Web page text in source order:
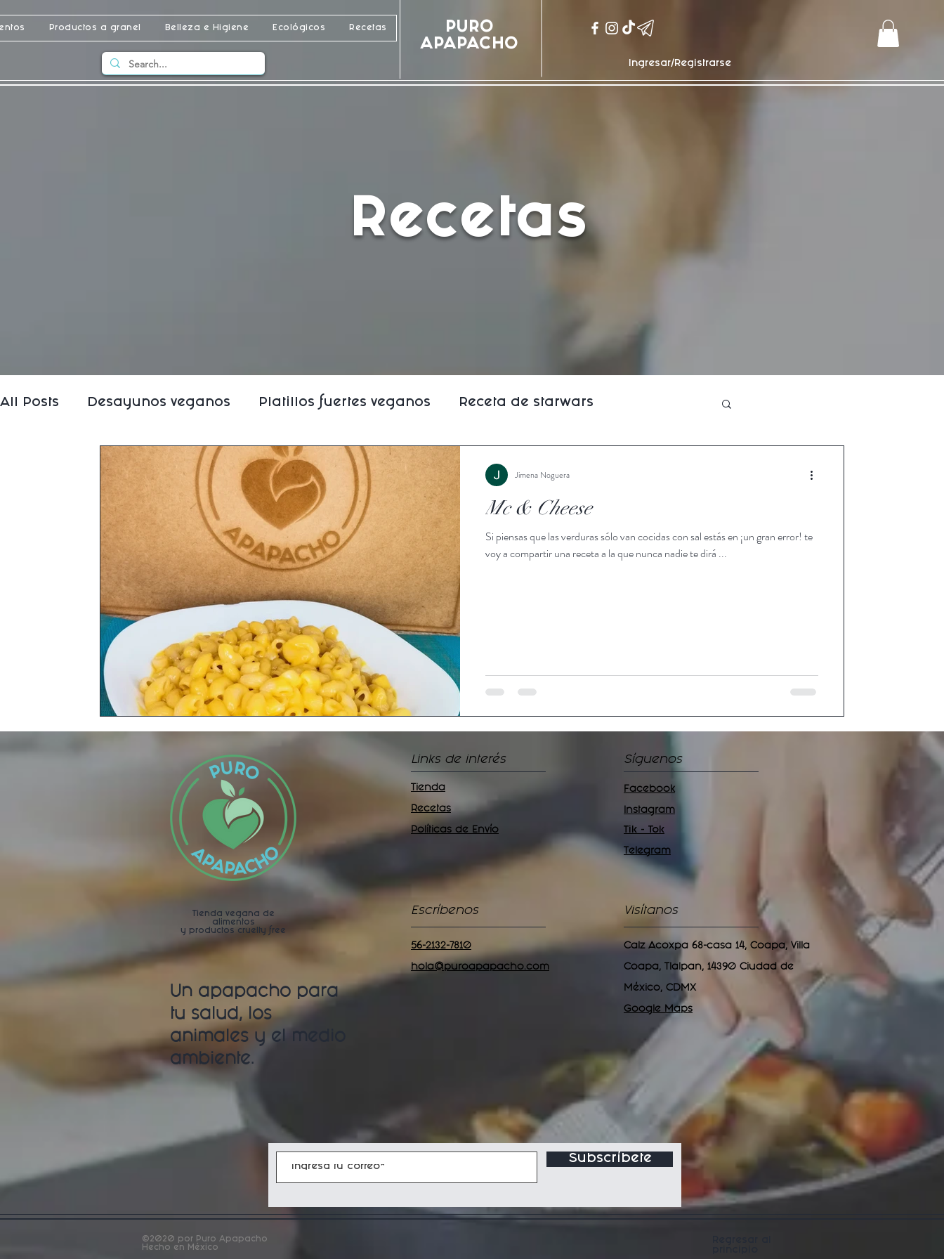
PURO
APAPACHO
Productos a granel Belleza e Higiene Ecológicos Recetas
Ingresar/Registrarse
Recetas
All Posts Desayunos veganos Platillos fuertes veganos Receta de starwars
Bebida vegetal Postres veganos Platillos temáticos
Cocina vegana internacional Mc & Cheese
Si piensas que las verduras sólo van cocidas con sal estás en ¡un gran error! te
voy a compartir una receta a la que nunca nadie te dirá ...
Jimena Noguera
Tienda vegana de
alimentos
y productos cruelty free
Un apapacho para
tu salud, los
animales y el medio
ambiente.
Links de interés
Tienda
Recetas
Políticas de Envío
Escríbenos
56-2132-7810
hola@puroapapacho.com
Síguenos
Facebook
Instagram
Tik - Tok
Telegram
Visítanos
Calz Acoxpa 68-casa 14, Coapa, Villa
Coapa, Tlalpan, 14390 Ciudad de
México, CDMX
Google Maps
Subscríbete
©2020 por Puro Apapacho
Hecho en México